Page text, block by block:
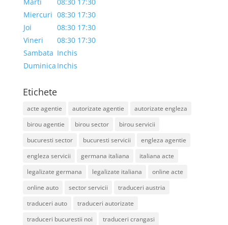
Miercuri 08:30 17:30
Joi
08:30 17:30
Vineri
08:30 17:30
Sambata Inchis
Duminica Inchis
Etichete
acte agentie autorizate agentie
autorizate engleza
birou agentie
birou sector
birou servicii
bucuresti sector
bucuresti servicii
engleza agentie
engleza servicii
germana italiana
italiana acte
legalizate germana
legalizate italiana
online acte
online auto
sector servicii
traduceri austria
traduceri auto
traduceri autorizate
traduceri bucurestii noi
traduceri crangasi